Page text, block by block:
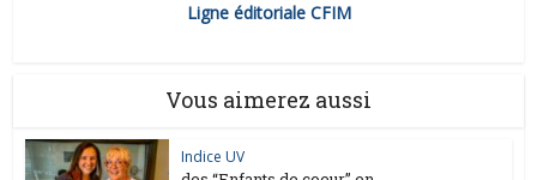
Ligne éditoriale CFIM
Vous aimerez aussi
Indice UV